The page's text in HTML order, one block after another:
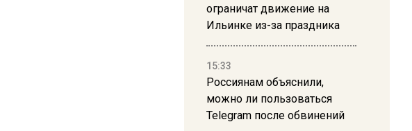
ограничат движение на
Ильинке из-за праздника
15:33
Россиянам объяснили,
можно ли пользоваться
Telegram после обвинений